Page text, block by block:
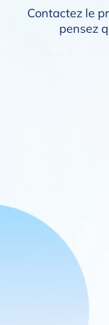
Contactez le
pensez